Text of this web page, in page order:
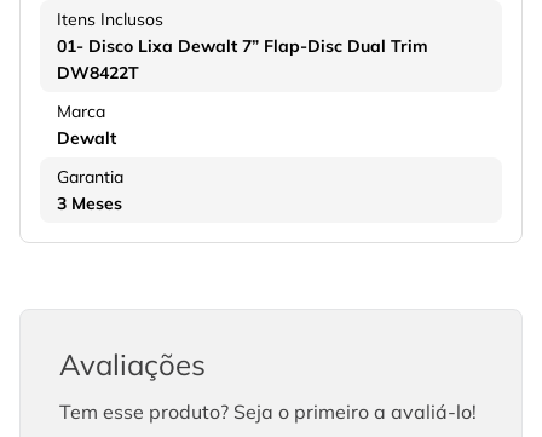
Itens Inclusos
01- Disco Lixa Dewalt 7” Flap-Disc Dual Trim
DW8422T
Marca
Dewalt
Garantia
3 Meses
Avaliações
Tem esse produto? Seja o primeiro a avaliá-lo!